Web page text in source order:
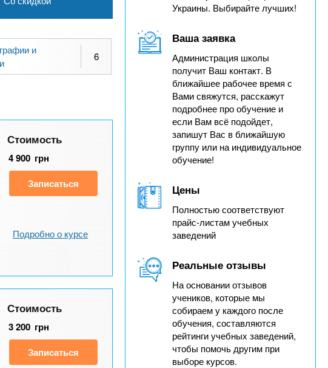
и
6
Стоимость
4 900 грн
Записаться
Подробно о курсе
Стоимость
3 200 грн
Записаться
Украины. Выбирайте лучших!
Ваша заявка
Администрация школы
получит Ваш контакт. В
ближайшее рабочее время с
Вами свяжутся, расскажут
подробнее про обучение и
если Вам всё подойдет,
запишут Вас в ближайшую
группу или на индивидуальное
обучение!
Цены
Полностью соответствуют
прайс-листам учебных
заведений
Реальные отзывы
На основании отзывов
учеников, которые мы
собираем у каждого после
обучения, составляются
рейтинги учебных заведений,
чтобы помочь другим при
выборе курсов.